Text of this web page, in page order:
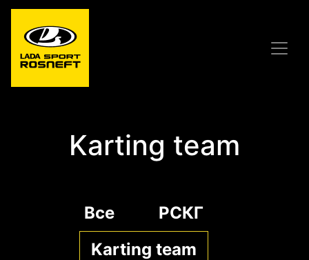
Karting team
Все
РСКГ
Karting team